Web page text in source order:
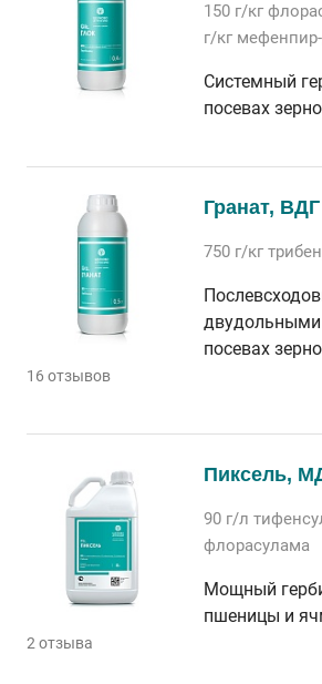
150 г/кг
г/кг
Системный
посевах
16 отзывов
Гранат, ВДГ
750 г/кг
посевах
2 отзыва
Пиксель,
90 г/л
флорасулама
Мощный
пшеницы и